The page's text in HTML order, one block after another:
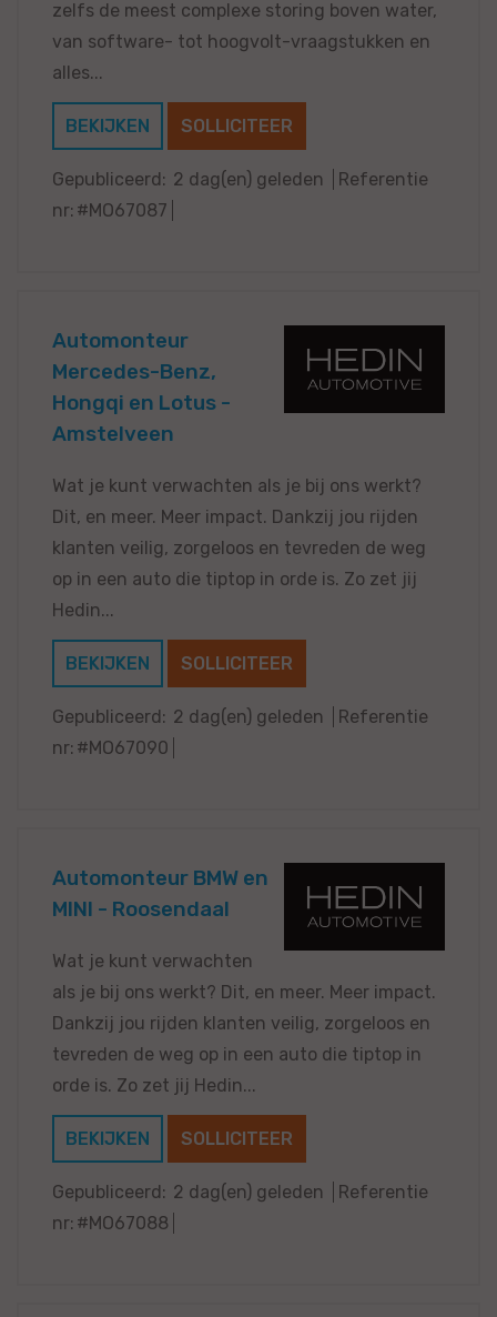
zelfs de meest complexe storing boven water,
van software- tot hoogvolt-vraagstukken en
alles...
BEKIJKEN SOLLICITEER
Gepubliceerd: 2 dag(en) geleden
Referentie
nr: #MO67087
Automonteur
Mercedes-Benz,
Hongqi en Lotus -
Amstelveen
Wat je kunt verwachten als je bij ons werkt?
Dit, en meer. Meer impact. Dankzij jou rijden
klanten veilig, zorgeloos en tevreden de weg
op in een auto die tiptop in orde is. Zo zet jij
Hedin...
BEKIJKEN SOLLICITEER
Gepubliceerd: 2 dag(en) geleden
Referentie
nr: #MO67090
Automonteur BMW en
MINI - Roosendaal
Wat je kunt verwachten
als je bij ons werkt? Dit, en meer. Meer impact.
Dankzij jou rijden klanten veilig, zorgeloos en
tevreden de weg op in een auto die tiptop in
orde is. Zo zet jij Hedin...
BEKIJKEN SOLLICITEER
Gepubliceerd: 2 dag(en) geleden
Referentie
nr: #MO67088